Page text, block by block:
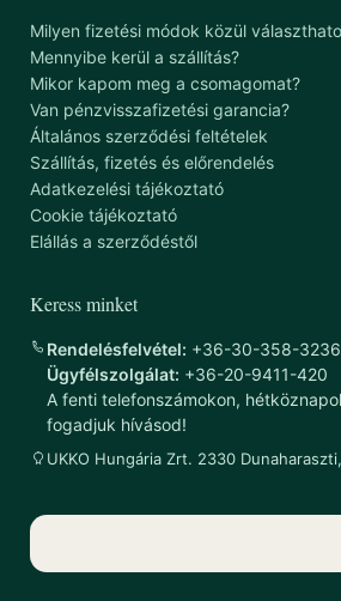
Milyen fizetési módok közül
Mennyibe kerül a szállítás?
Mikor kapom meg a csomagomat?
Van pénzvisszafizetési garancia?
Általános szerződési feltételek
Szállítás, fizetés és előrendelés
Adatkezelési tájékoztató
Cookie tájékoztató
Elállás a szerződéstől
Keress minket
Rendelésfelvétel: +36-30-358-3236
Ügyfélszolgálat: +36-20-9411-420
A fenti telefonszámokon,
fogadjuk hívásod!
UKKO Hungária Zrt. 2330